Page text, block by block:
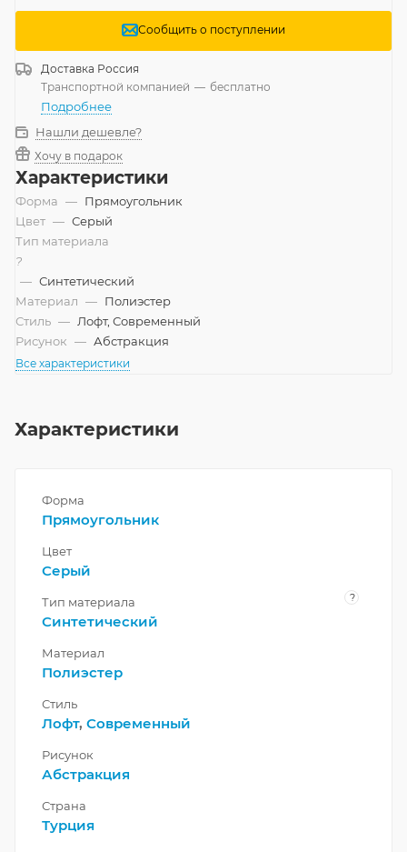
Сообщить о поступлении
Доставка Россия
Транспортной компанией — бесплатно
Подробнее
Нашли дешевле?
Хочу в подарок
Характеристики
Форма — Прямоугольник
Цвет — Серый
Тип материала
?
— Синтетический
Материал — Полиэстер
Стиль — Лофт, Современный
Рисунок — Абстракция
Все характеристики
Характеристики
Форма
Прямоугольник
Цвет
Серый
Тип материала ?
Синтетический
Материал
Полиэстер
Стиль
Лофт, Современный
Рисунок
Абстракция
Страна
Турция